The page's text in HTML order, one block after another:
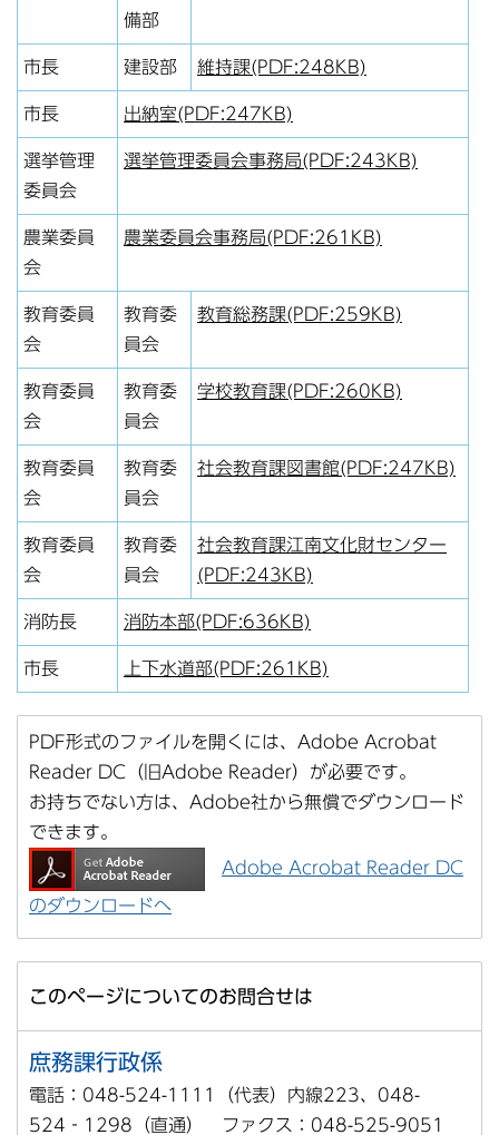
備部
市長 建設部 維持課(PDF:248KB)
市長 出納室(PDF:247KB)
選挙管理
委員会
選挙管理委員会事務局(PDF:243KB)
農業委員
会
農業委員会事務局(PDF:261KB)
教育委員
会
教育委
員会
教育総務課(PDF:259KB)
教育委員
会
教育委
員会
学校教育課(PDF:260KB)
教育委員
会
教育委
員会
社会教育課図書館(PDF:247KB)
教育委員
会
教育委
員会
社会教育課江南文化財センター
(PDF:243KB)
消防長 消防本部(PDF:636KB)
市長 上下水道部(PDF:261KB)
PDF形式のファイルを開くには、Adobe Acrobat
Reader DC（旧Adobe Reader）が必要です。
お持ちでない方は、Adobe社から無償でダウンロード
できます。
Adobe Acrobat Reader DC
のダウンロードへ
このページについてのお問合せは
庶務課行政係
電話：048-524-1111（代表）内線223、048-
524‐1298（直通） ファクス：048-525-9051